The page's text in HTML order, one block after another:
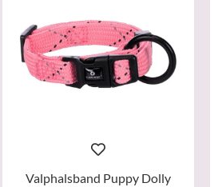
Valphalsband Puppy Dolly